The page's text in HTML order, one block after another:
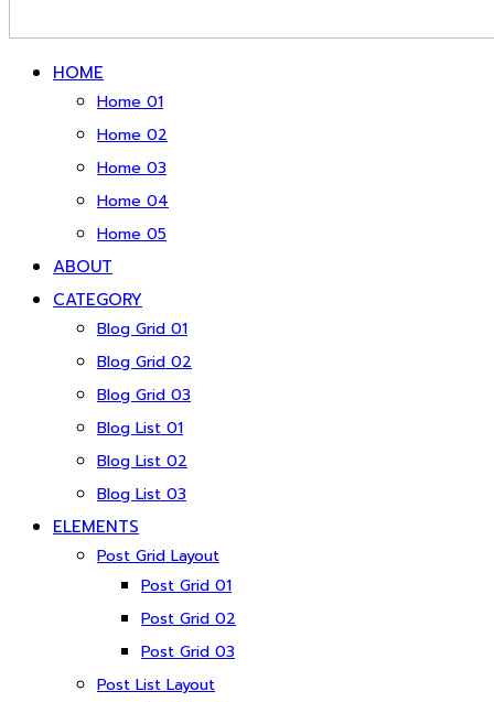
HOME
Home 01
Home 02
Home 03
Home 04
Home 05
ABOUT
CATEGORY
Blog Grid 01
Blog Grid 02
Blog Grid 03
Blog List 01
Blog List 02
Blog List 03
ELEMENTS
Post Grid Layout
Post Grid 01
Post Grid 02
Post Grid 03
Post List Layout